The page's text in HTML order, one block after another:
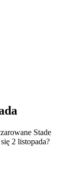
Stade
2 listopada?